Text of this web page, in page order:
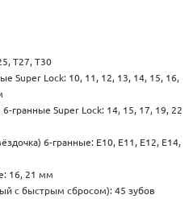
T27, T30
Super Lock: 10, 11, 12, 13, 14, 15, 16,
гранные Super Lock: 14, 15, 17, 19, 22
6-гранные: E10, E11, E12, E14,
16, 21 мм
с быстрым сбросом): 45 зубов